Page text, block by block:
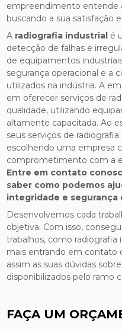
empreendimento entende
buscando a sua satisfação
A radiografia industrial é
detecção de falhas e
de equipamentos
segurança operacional e a
utilizados na indústria. A
em oferecer serviços de
qualidade, utilizando
altamente capacitada. Ao
seus serviços de
escolhendo uma empresa
comprometimento com a
Entre em contato
saber como podemos
integridade e segurança
Desenvolvemos cada
objetiva. Com isso,
trabalhos, como radiografia
mais entrando em contato
assim as suas dúvidas
disponibilizados pelo ramo
FAÇA UM